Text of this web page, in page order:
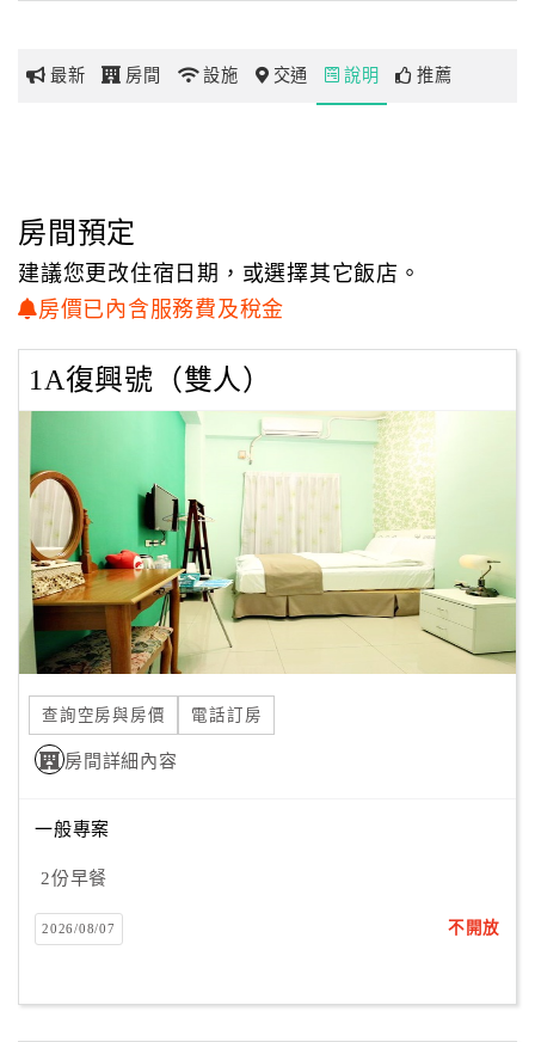
玩
地
圖
顧
務
顧
客
意
度
訂
單
管
理
員
戶
客
最新 房間 設施 交通 說明 推薦
房間預定
建議您更改住宿日期，或選擇其它飯店。
房價已內含服務費及稅金
1A復興號（雙人）
查詢空房與房價 電話訂房
房間詳細內容
一般專案
2份早餐
2026/08/07 不開放